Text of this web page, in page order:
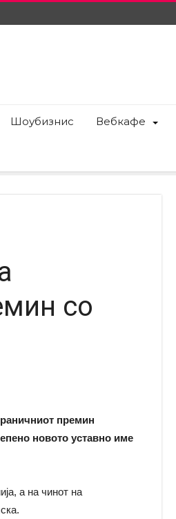
Шоубизнис Вебкафе
со
премин
новото уставно име
а на чинот на